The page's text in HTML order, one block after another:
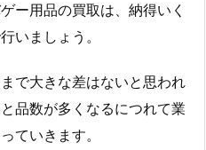
ー用品の買取は、納得いく
いましょう。
で大きな差はないと思われ
品数が多くなるにつれて業
ていきます。